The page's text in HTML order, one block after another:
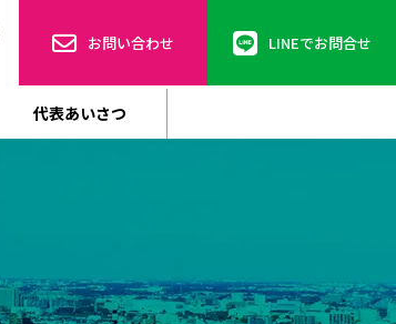
お問い合わせ LINEでお問合せ
代表あいさつ